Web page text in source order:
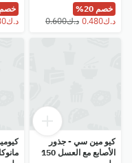
خصم 20%
خصم
⁦د.ك0.280⁩
كيو مين سي - جذور
الأصابع مع العسل 150